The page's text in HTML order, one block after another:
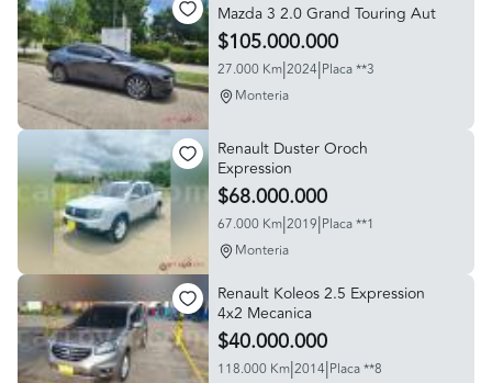
Mazda 3 2.0 Grand Touring Aut
$105.000.000
27.000 Km|2024|Placa **3
Monteria
Renault Duster Oroch
Expression
$68.000.000
67.000 Km|2019|Placa **1
Monteria
Renault Koleos 2.5 Expression
4x2 Mecanica
$40.000.000
118.000 Km|2014|Placa **8